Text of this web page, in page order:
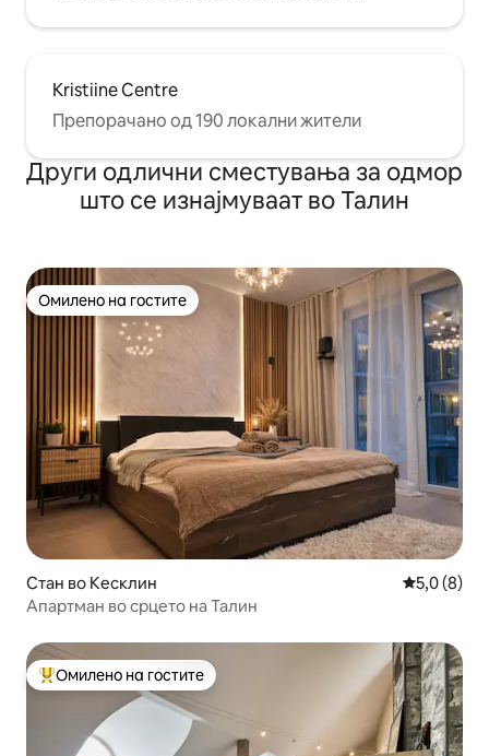
Kristiine Centre
Препорачано од 190 локални жители
Други одлични сместувања за одмор
што се изнајмуваат во Талин
Омилено на гостите
Омилено на гостите
Стан во Кесклин Просечна
5,0 (8)
Апартман во срцето на Талин
Меѓу најуспешните „Омилени на гостите“
Омилено на гостите